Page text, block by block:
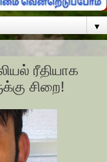
▼
ரீதியாக
சிறை!